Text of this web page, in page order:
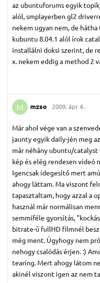
az ubuntuforums egyik
alól, smplayerben gl2
nekem ugyan nem, de
kubuntu 8.04.1 alól írok
installálni doksi szerint, de
x. nekem eddig a method 2
M mzso 2009. ápr 4.
Már ahol vége van a
jaunty egyik daily-jén meg
már néhány ubuntu/catalyst
kép és elég rendesen videó
Igencsak idegesítő mert
ahogy láttam. Ma viszont
tapasztaltam, hogy azzal a
használ már normálisan
semmiféle gyorsítás,
bitrate-ü fullHD filmnél
még ment. Úgyhogy nem
nehogy csalódás érjen. :)
tearing. Mert ahogy látom
akinél viszont igen az nem